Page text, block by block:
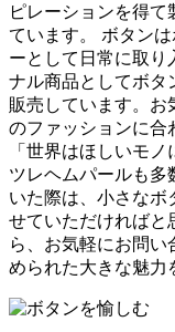
ピレーションを得て
ています。 ボタン
ーとして日常に取り
ナル商品としてボタ
販売しています。お
のファッションに合
「世界はほしいモ
ツレヘムパールも多
いた際は、小さなボ
せていただければと
ら、お気軽にお問い
められた大きな魅力